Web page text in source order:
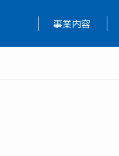
事業内容